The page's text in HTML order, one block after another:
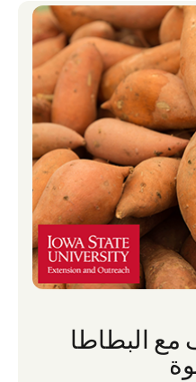
مع البطاطا